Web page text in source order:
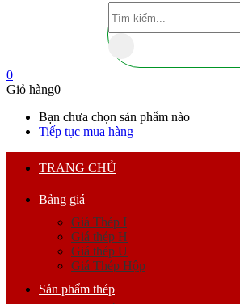
0
Giỏ hàng0
Bạn chưa chọn sản phẩm nào
Tiếp tục mua hàng
TRANG CHỦ
Bảng giá
Giá Thép I
Giá thép H
Giá thép U
Giá Thép Hộp
Sản phẩm thép